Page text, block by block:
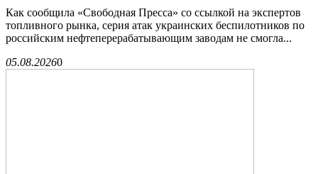
Как сообщила «Свободная Пресса» со ссылкой на экспертов
топливного рынка, серия атак украинских беспилотников по
российским нефтеперерабатывающим заводам не смогла...
05.08.20260